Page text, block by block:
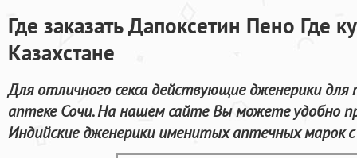
Где заказать Дапоксетин Пено Где
Казахстане
Для отличного секса действующие дженерики
аптеке Сочи. На нашем сайте Вы можете удобно
Индийские дженерики именитых аптечных марок с